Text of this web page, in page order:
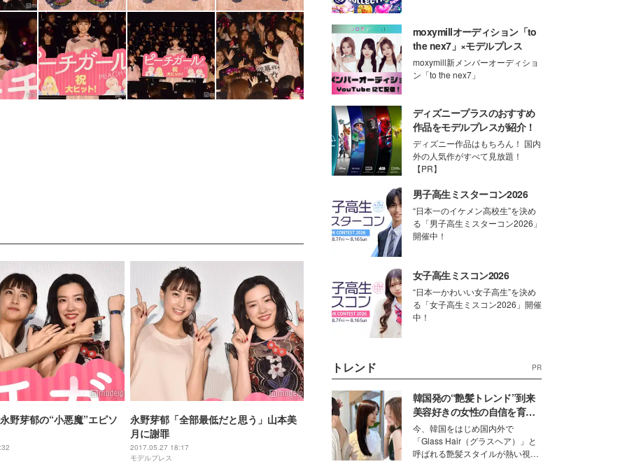
野芽郁の“小悪魔”エピソ
永野芽郁「全部最低だと思う」山本美
月に謝罪
2017.05.27 18:17
モデルプレス
moxymillオーディション「to
the nex7」×モデルプレス
moxymill新メンバーオーディショ
ン「to the nex7」
ディズニープラスのおすすめ
作品をモデルプレスが紹介！
ディズニー作品はもちろん！ 国内
外の人気作がすべて見放題！
【PR】
男子高生ミスターコン2026
“日本一のイケメン高校生”を決め
る「男子高生ミスターコン2026」
開催中！
女子高生ミスコン2026
“日本一かわいい女子高生”を決め
る「女子高生ミスコン2026」開催
中！
トレンド PR
韓国発の“艶髪トレンド”到来
美容好きの女性の自信を育む
「ヘアケア事情」って？
今、韓国をはじめ国内外で
「Glass Hair（グラスヘア）」と
呼ばれる艶髪スタイルが熱い視線